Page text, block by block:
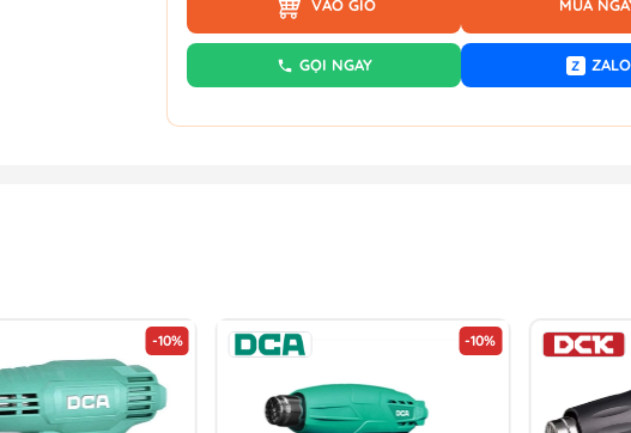
VÀO GIỎ MUA
GỌI NGAY Z ZALO
-10% -10%